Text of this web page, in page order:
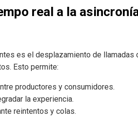
real a la
es el desplazamiento de llamadas
Esto permite:
productores y consumidores.
la experiencia.
reintentos y colas.